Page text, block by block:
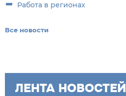
Работа в регионах
Все новости
ЛЕНТА НОВОСТЕЙ